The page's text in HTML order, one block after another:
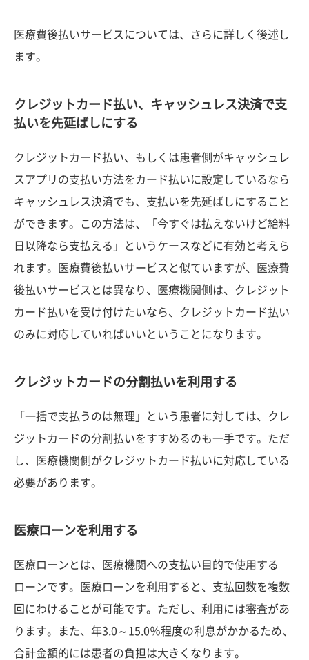
医療費後払いサービスについては、さらに詳しく後述し
ます。
クレジットカード払い、キャッシュレス決済で支
払いを先延ばしにする
クレジットカード払い、もしくは患者側がキャッシュレ
スアプリの支払い方法をカード払いに設定しているなら
キャッシュレス決済でも、支払いを先延ばしにすること
ができます。この方法は、「今すぐは払えないけど給料
日以降なら支払える」というケースなどに有効と考えら
れます。医療費後払いサービスと似ていますが、医療費
後払いサービスとは異なり、医療機関側は、クレジット
カード払いを受け付けたいなら、クレジットカード払い
のみに対応していればいいということになります。
クレジットカードの分割払いを利用する
「一括で支払うのは無理」という患者に対しては、クレ
ジットカードの分割払いをすすめるのも一手です。ただ
し、医療機関側がクレジットカード払いに対応している
必要があります。
医療ローンを利用する
医療ローンとは、医療機関への支払い目的で使用する
ローンです。医療ローンを利用すると、支払回数を複数
回にわけることが可能です。ただし、利用には審査があ
ります。また、年3.0～15.0％程度の利息がかかるため、
合計金額的には患者の負担は大きくなります。